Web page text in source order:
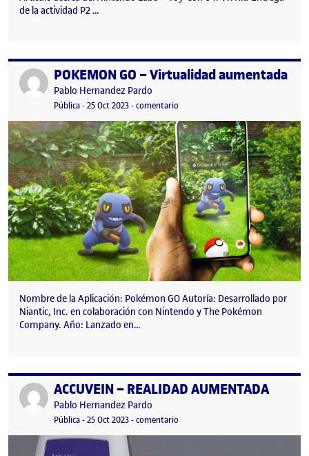
de la actividad P2 …
Publicado porPOKEMON GO – Virtualidad aumentada
Publicado por
Pablo Hernandez Pardo
Visibilidad:
Pública-Fecha de publicación
25 Oct 2023-comentario
Nombre de la Aplicación: Pokémon GO Autoría: Desarrollado por
Niantic, Inc. en colaboración con Nintendo y The Pokémon
Company. Año: Lanzado en…
Publicado porACCUVEIN – REALIDAD AUMENTADA
Publicado por
Pablo Hernandez Pardo
Visibilidad:
Pública-Fecha de publicación
25 Oct 2023-comentario